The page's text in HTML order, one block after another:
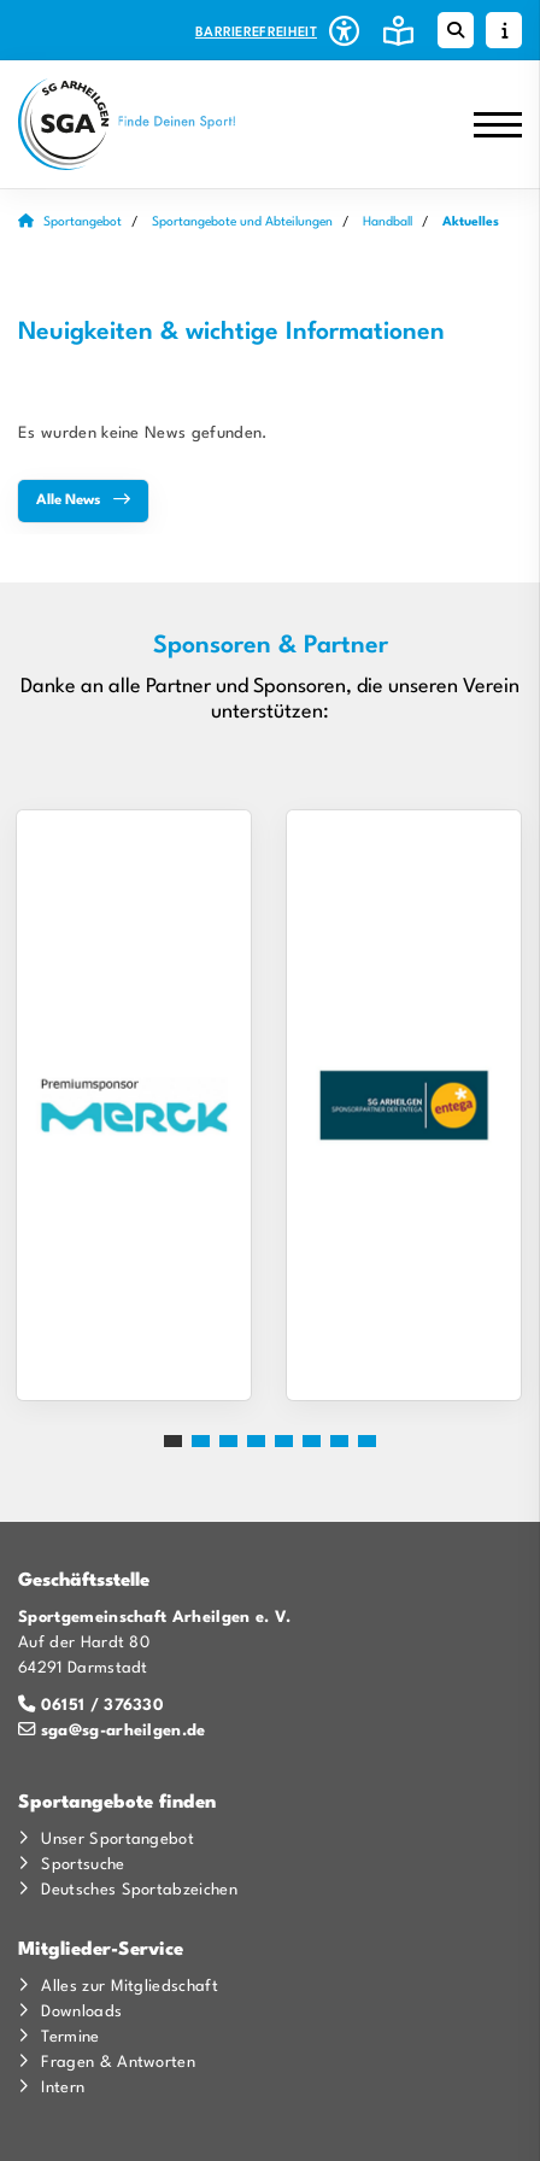
BARRIEREFREIHEIT
Sportangebot Sportangebote und Abteilungen Handball Aktuelles
Neuigkeiten & wichtige Informationen
Es wurden keine News gefunden.
Alle News
Sponsoren & Partner
Danke an alle Partner und Sponsoren, die unseren Verein
unterstützen:
Geschäftsstelle
Sportgemeinschaft Arheilgen e. V.
Auf der Hardt 80
64291 Darmstadt
06151 / 376330
sga@sg-arheilgen.de
Sportangebote finden
Unser Sportangebot
Sportsuche
Deutsches Sportabzeichen
Mitglieder-Service
Alles zur Mitgliedschaft
Downloads
Termine
Fragen & Antworten
Intern